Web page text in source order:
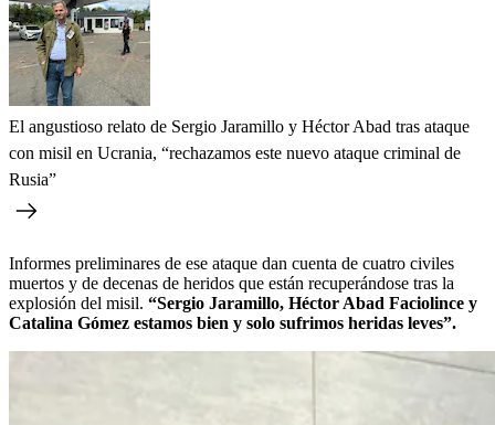
El angustioso relato de Sergio Jaramillo y Héctor Abad tras ataque
con misil en Ucrania, “rechazamos este nuevo ataque criminal de
Rusia”
Informes preliminares de ese ataque dan cuenta de cuatro civiles
muertos y de decenas de heridos que están recuperándose tras la
explosión del misil. “Sergio Jaramillo, Héctor Abad Faciolince y
Catalina Gómez estamos bien y solo sufrimos heridas leves”.